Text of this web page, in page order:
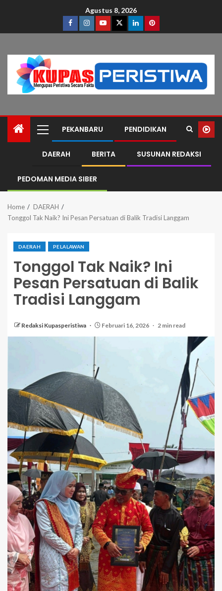
Agustus 8, 2026
PEKANBARU PENDIDIKAN
DAERAH BERITA SUSUNAN REDAKSI
PEDOMAN MEDIA SIBER
Home
DAERAH
Tonggol Tak Naik? Ini Pesan Persatuan di Balik Tradisi Langgam
DAERAH PELALAWAN
Tonggol Tak Naik? Ini
Pesan Persatuan di Balik
Tradisi Langgam
Redaksi Kupasperistiwa Februari 16, 2026 2 min read